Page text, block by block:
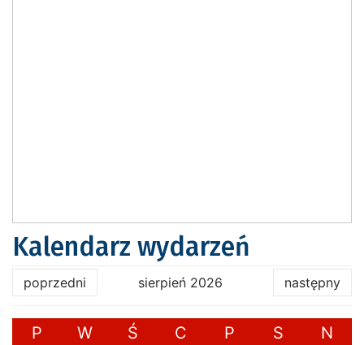
Kalendarz wydarzeń
poprzedni sierpień 2026 następny
P W Ś C P S N